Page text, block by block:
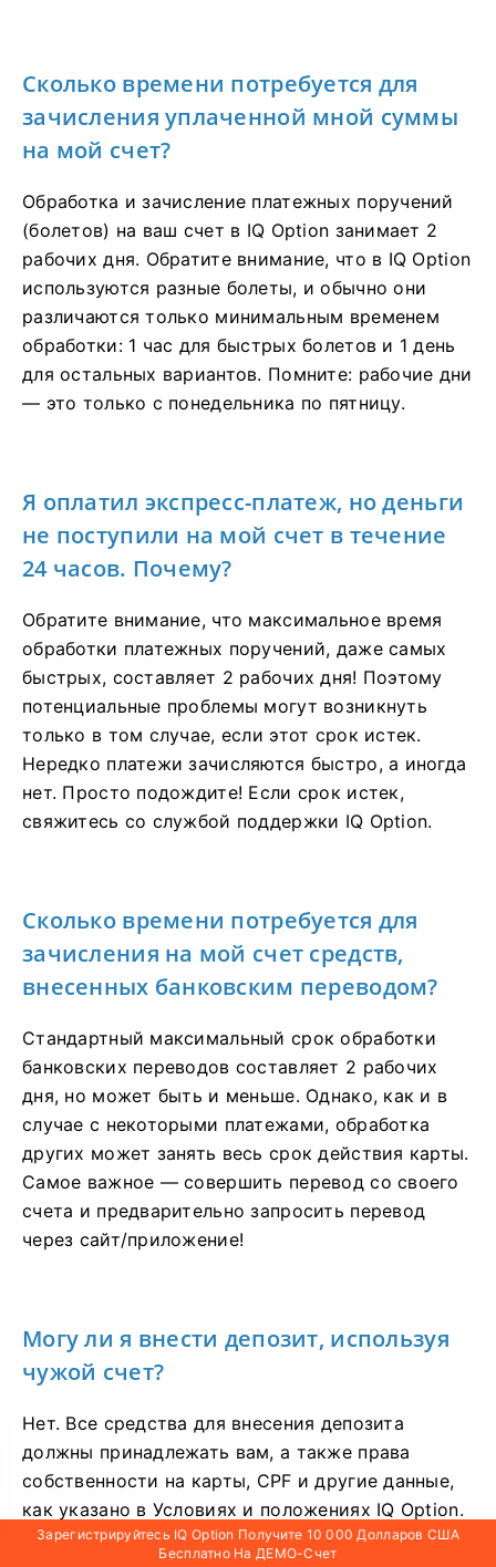
Сколько времени потребуется для
зачисления уплаченной мной суммы
на мой счет?
Обработка и зачисление платежных поручений
(болетов) на ваш счет в IQ Option занимает 2
рабочих дня. Обратите внимание, что в IQ Option
используются разные болеты, и обычно они
различаются только минимальным временем
обработки: 1 час для быстрых болетов и 1 день
для остальных вариантов. Помните: рабочие дни
— это только с понедельника по пятницу.
Я оплатил экспресс-платеж, но деньги
не поступили на мой счет в течение
24 часов. Почему?
Обратите внимание, что максимальное время
обработки платежных поручений, даже самых
быстрых, составляет 2 рабочих дня! Поэтому
потенциальные проблемы могут возникнуть
только в том случае, если этот срок истек.
Нередко платежи зачисляются быстро, а иногда
нет. Просто подождите! Если срок истек,
свяжитесь со службой поддержки IQ Option.
Сколько времени потребуется для
зачисления на мой счет средств,
внесенных банковским переводом?
Стандартный максимальный срок обработки
банковских переводов составляет 2 рабочих
дня, но может быть и меньше. Однако, как и в
случае с некоторыми платежами, обработка
других может занять весь срок действия карты.
Самое важное — совершить перевод со своего
счета и предварительно запросить перевод
через сайт/приложение!
Могу ли я внести депозит, используя
чужой счет?
Нет. Все средства для внесения депозита
должны принадлежать вам, а также права
собственности на карты, CPF и другие данные,
как указано в Условиях и положениях IQ Option.
Зарегистрируйтесь IQ Option Получите 10 000 Долларов США
Бесплатно На ДЕМО-Счет